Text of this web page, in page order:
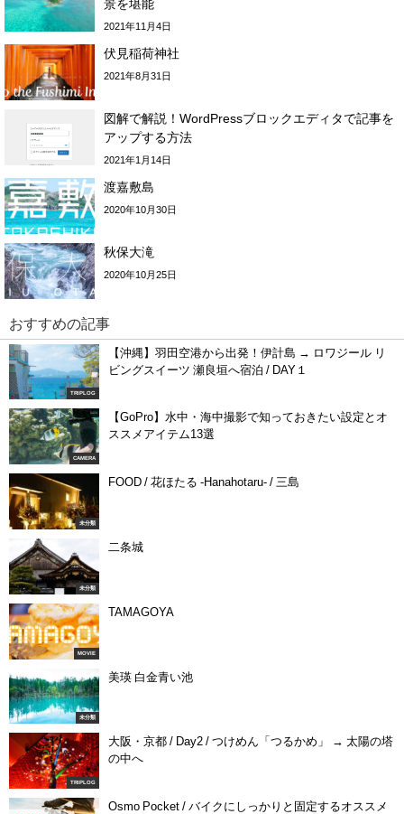
景を堪能
2021年11月4日
伏見稲荷神社
2021年8月31日
図解で解説！WordPressブロックエディタで記事を
アップする方法
2021年1月14日
渡嘉敷島
2020年10月30日
秋保大滝
2020年10月25日
おすすめの記事
TRIPLOG
【沖縄】羽田空港から出発！伊計島 → ロワジール リ
ビングスイーツ 瀬良垣へ宿泊 / DAY１
CAMERA
【GoPro】水中・海中撮影で知っておきたい設定とオ
ススメアイテム13選
未分類
FOOD / 花ほたる -Hanahotaru- / 三島
未分類
二条城
MOVIE
TAMAGOYA
未分類
美瑛 白金青い池
TRIPLOG
大阪・京都 / Day2 / つけめん「つるかめ」 → 太陽の塔
の中へ
Osmo Pocket / バイクにしっかりと固定するオススメ